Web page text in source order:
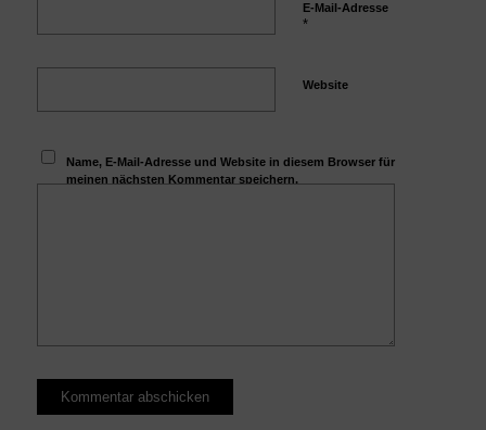
E-Mail-Adresse
*
Website
Name, E-Mail-Adresse und Website in diesem Browser für
meinen nächsten Kommentar speichern.